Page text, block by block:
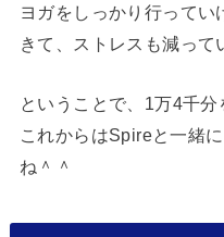
ヨガをしっかり行って
きて、ストレスも減って
ということで、1万4千分
これからはSpireと一緒
ね＾＾